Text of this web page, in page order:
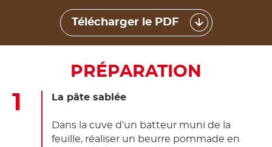
Télécharger le PDF
PRÉPARATION
La pâte sablée
Dans la cuve d’un batteur muni de la
feuille, réaliser un beurre pommade en